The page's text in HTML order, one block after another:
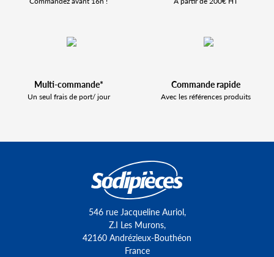
Multi-commande*
Un seul frais de port/ jour
Commande rapide
Avec les références produits
546 rue Jacqueline Auriol,
Z.I Les Murons,
42160 Andrézieux-Bouthéon
France